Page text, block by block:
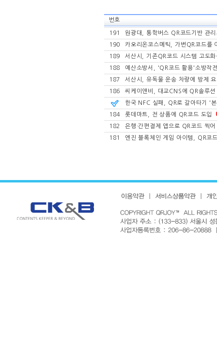
번호
191
원광대, 통학버스 QR코드기반 관
190
카오리온코스메틱, 가변QR코드를
189
서산시, 기존QR코드 시스템 고도
188
예산소방서, 'QR코드 활용'소방작
187
서산시, 유독물 운송 차량에 방제
186
씨케이앤비, 대교CNS에 QR솔루
한국 NFC 실패, QR로 갈아타기 '
184
롯데마트, 전 상품에 QR코드 도입
182
은행·간편결제 앱으로 QR코드 찍
181
엔진 블록체인 게임 아이템, QR코